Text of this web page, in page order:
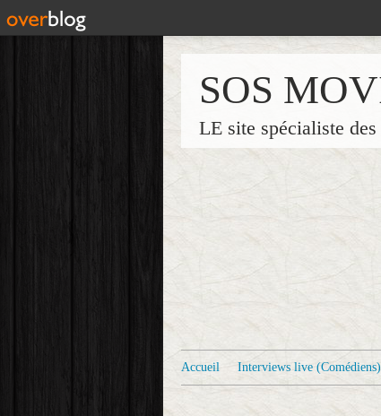
SOS
LE site spécialiste
Accueil Interviews live (Comédiens)